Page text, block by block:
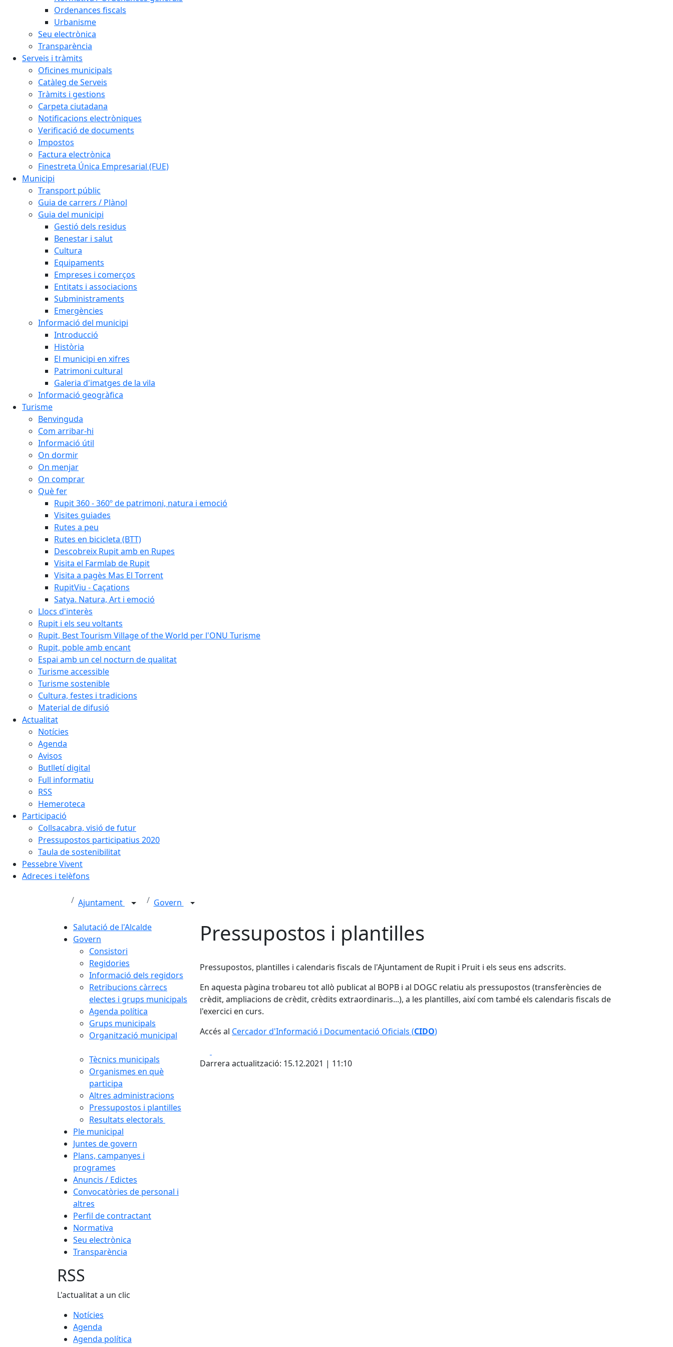
Ordenances fiscals
Urbanisme
Seu electrònica
Transparència
Serveis i tràmits
Oficines municipals
Catàleg de Serveis
Tràmits i gestions
Carpeta ciutadana
Notificacions electròniques
Verificació de documents
Impostos
Factura electrònica
Finestreta Única Empresarial (FUE)
Municipi
Transport públic
Guia de carrers / Plànol
Guia del municipi
Gestió dels residus
Benestar i salut
Cultura
Equipaments
Empreses i comerços
Entitats i associacions
Subministraments
Emergències
Informació del municipi
Introducció
Història
El municipi en xifres
Patrimoni cultural
Galeria d'imatges de la vila
Informació geogràfica
Turisme
Benvinguda
Com arribar-hi
Informació útil
On dormir
On menjar
On comprar
Què fer
Rupit 360 - 360º de patrimoni, natura i emoció
Visites guiades
Rutes a peu
Rutes en bicicleta (BTT)
Descobreix Rupit amb en Rupes
Visita el Farmlab de Rupit
Visita a pagès Mas El Torrent
RupitViu - Caçations
Satya. Natura, Art i emoció
Llocs d'interès
Rupit i els seu voltants
Rupit, Best Tourism Village of the World per l'ONU Turisme
Rupit, poble amb encant
Espai amb un cel nocturn de qualitat
Turisme accessible
Turisme sostenible
Cultura, festes i tradicions
Material de difusió
Actualitat
Notícies
Agenda
Avisos
Butlletí digital
Full informatiu
RSS
Hemeroteca
Participació
Collsacabra, visió de futur
Pressupostos participatius 2020
Taula de sostenibilitat
Pessebre Vivent
Adreces i telèfons
Ajuntament Govern
Salutació de l'Alcalde
Govern
Consistori
Regidories
Informació dels regidors
Retribucions càrrecs
electes i grups municipals
Agenda política
Grups municipals
Organització municipal
Tècnics municipals
Organismes en què
participa
Altres administracions
Pressupostos i plantilles
Resultats electorals
Ple municipal
Juntes de govern
Plans, campanyes i
programes
Anuncis / Edictes
Convocatòries de personal i
altres
Perfil de contractant
Normativa
Seu electrònica
Transparència
Pressupostos i plantilles
Pressupostos, plantilles i calendaris fiscals de l'Ajuntament de Rupit i Pruit i els seus ens adscrits.
En aquesta pàgina trobareu tot allò publicat al BOPB i al DOGC relatiu als pressupostos (transferències de
crèdit, ampliacions de crèdit, crèdits extraordinaris...), a les plantilles, així com també els calendaris fiscals de
l'exercici en curs.
Accés al Cercador d'Informació i Documentació Oficials (CIDO)
Darrera actualització: 15.12.2021 | 11:10
RSS
L'actualitat a un clic
Notícies
Agenda
Agenda política